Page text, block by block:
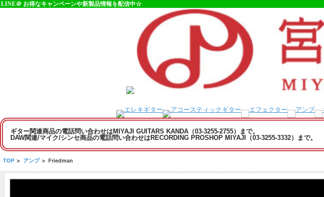
LINE＠ お得なキャンペーンや新製品情報を配信中☆
ギター関連商品の電話問い合わせはMIYAJI GUITARS KANDA（03-3255-2755）まで。
DAW関連/マイク/シンセ商品の電話問い合わせはRECORDING PROSHOP MIYAJI（03-3255-3332）まで。
TOP > アンプ > Friedman